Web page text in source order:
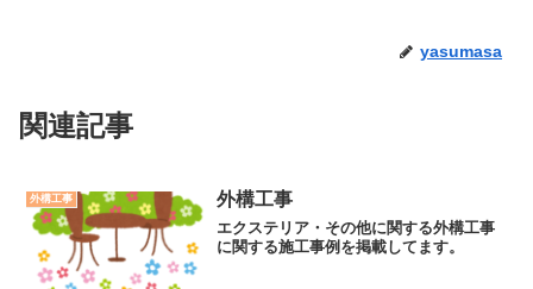
yasumasa
関連記事
外構工事 外構工事
エクステリア・その他に関する外構工事
に関する施工事例を掲載してます。